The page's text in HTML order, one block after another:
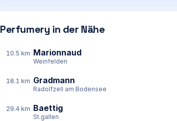
Perfumery in der Nähe
10.5 km Marionnaud
Weinfelden
18.1 km Gradmann
Radolfzell am Bodensee
29.4 km Baettig
St.gallen